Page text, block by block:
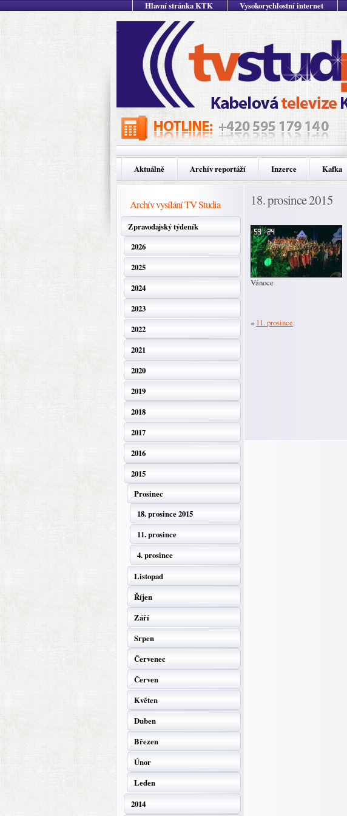
Hlavní stránka KTK Vysokorychlostní internet
Aktuálně Archív reportáží Inzerce Kafka
Archív vysílání TV Studia
Zpravodajský týdeník
2026
2025
2024
2023
2022
2021
2020
2019
2018
2017
2016
2015
Prosinec
18. prosince 2015
11. prosince
4. prosince
Listopad
Říjen
Září
Srpen
Červenec
Červen
Květen
Duben
Březen
Únor
Leden
2014
18. prosince 2015
Vánoce
« 11. prosince.